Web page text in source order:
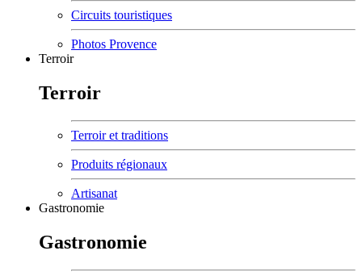
Circuits touristiques
Photos Provence
Terroir
Terroir
Terroir et traditions
Produits régionaux
Artisanat
Gastronomie
Gastronomie